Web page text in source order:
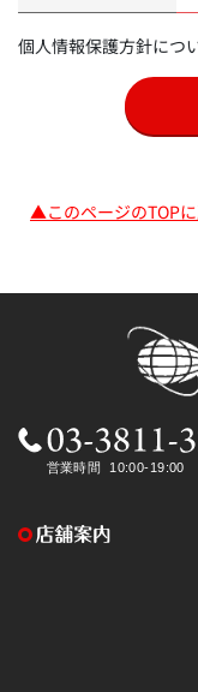
個人情報保護方針につ
▲このページのTOP